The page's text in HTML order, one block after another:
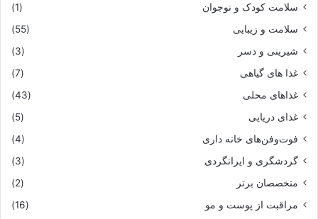
سلامت کودک و نوجوان
(1)
سلامت و زیبایی
(55)
شیرینی و دسر
(3)
غذا های گیاهی
(7)
غذاهای محلی
(43)
غذای دریایی
(5)
فوت‌وفن‌های خانه داری
(4)
گردشگری و ایرانگردی
(3)
متخصصان برتر
(2)
مراقبت از پوست و مو
(16)